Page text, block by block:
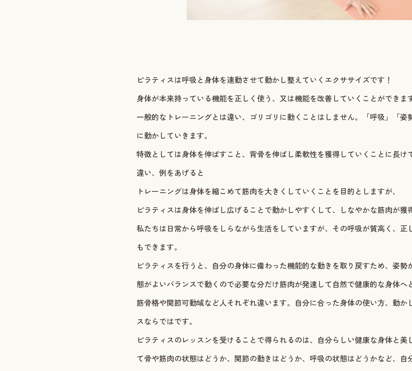
ピラティスは呼吸と身体を連動させて動かし整えていくエクササイズです！
身体が本来持っている機能を正しく使う、又は機能を改善していくことができます
一般的なトレーニングとは違い、ゴリゴリに動くことはしません。「呼吸」「
に動かしていきます。
特徴としては身体を伸ばすこと、背骨を伸ばし柔軟性を獲得していくことに長け
違い、例をあげると
トレーニングは身体を縮こめて筋肉を大きくしていくことを目的としますが、
ピラティスは身体を伸ばし広げることで動かしやすくして、しなやかな筋肉が獲
私たちは日常から呼吸をしらながら生活をしていますが、その呼吸が質高く、正
もできます。
ピラティスを行うと、自分の身体に備わった機能的な動きを取り戻すため、姿
態がよいバランスで動くので必要な分だけ筋肉が発達して自然で健康的な身体へ
筋骨格や関節可動域など人それぞれ違います。自分に合った身体の使い方、動か
スならではです。
ピラティスのレッスンを受けることで得られるのは、自分らしい健康な身体と
て骨や筋肉の状態はどうか、関節の動きはどうか、呼吸の状態はどうかなど、自